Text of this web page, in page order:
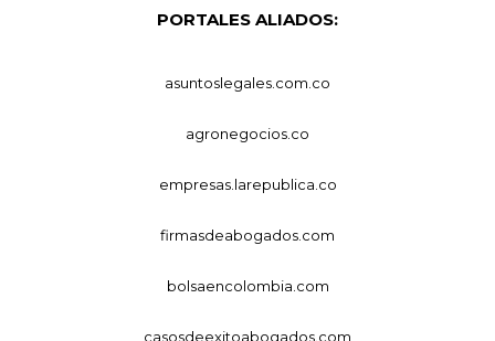
PORTALES ALIADOS:
asuntoslegales.com.co
agronegocios.co
empresas.larepublica.co
firmasdeabogados.com
bolsaencolombia.com
casosdeexitoabogados.com